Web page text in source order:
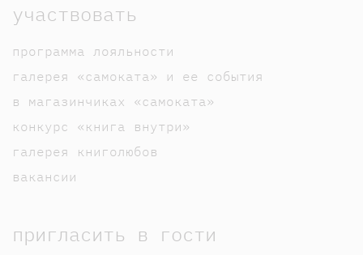
участвовать
программа лояльности
галерея «самоката» и ее события
в магазинчиках «самоката»
конкурс «книга внутри»
галерея книголюбов
вакансии
пригласить в гости